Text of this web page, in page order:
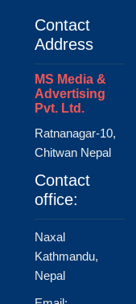
Contact
Address
MS Media &
Advertising
Pvt. Ltd.
Ratnanagar-10,
Chitwan Nepal
Contact
office:
Naxal
Kathmandu,
Nepal